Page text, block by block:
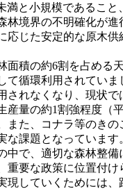
満と小規模であること
林境界の不明確化が進
応じた安定的な原木供
積の約6割を占める天
て循環利用されていま
されなくなり、現状で
産量の約1割強程度（
また、コナラ等のきの
な課題となっています
で、適切な森林整備
重要な政策に位置付け
現していくためには、